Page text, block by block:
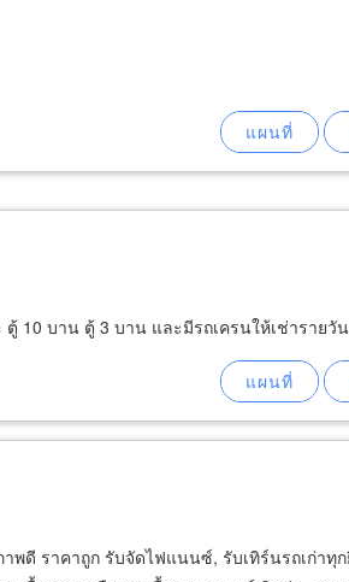
10 บาน ตู้ 3 บาน และมีรถเครนให้เช่ารายวั
ดี ราคาถูก รับจัดไฟแนนซ์, รับเทิร์นรถเก่าทุ